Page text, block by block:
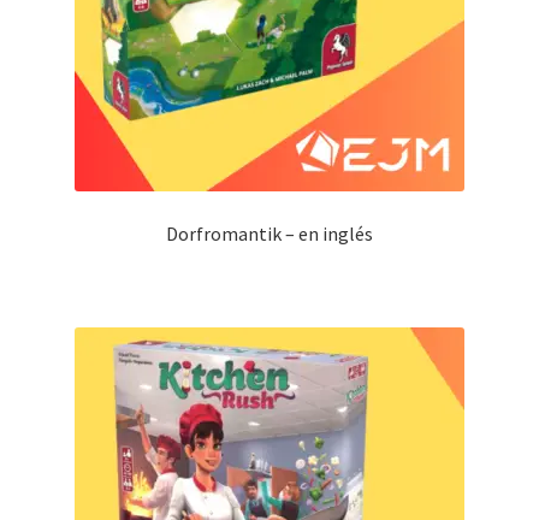
Dorfromantik – en inglés